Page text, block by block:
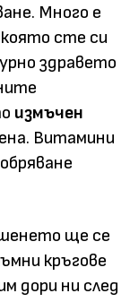
Много е
сте си
здравето
измъчен
Витамини
ще се
кръгове
дори ни след